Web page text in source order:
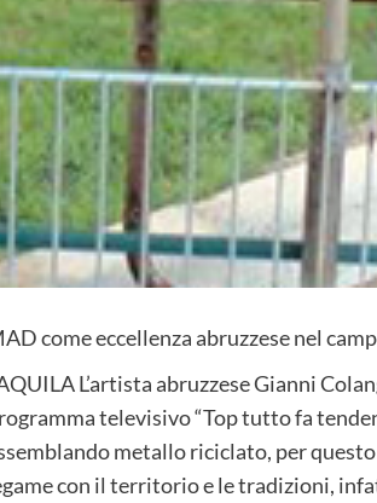
come eccellenza abruzzese nel
L’artista abruzzese Gianni
televisivo “Top tutto fa
metallo riciclato, per
con il territorio e le tradizioni,